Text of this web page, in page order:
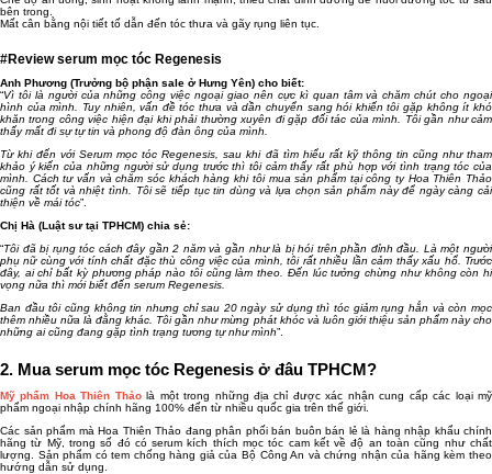
bên trong.
Mất cân bằng nội tiết tố dẫn đến tóc thưa và gãy rụng liên tục.
#Review serum mọc tóc Regenesis
Anh Phương (Trưởng bộ phận sale ở Hưng Yên) cho biết:
“Vì tôi là người của những công việc ngoại giao nên cực kì quan tâm và chăm chút cho ngoại
hình của mình. Tuy nhiên, vấn đề tóc thưa và dần chuyển sang hói khiến tôi gặp không ít khó
khăn trong công việc hiện đại khi phải thường xuyên đi gặp đối tác của mình. Tôi gần như cảm
thấy mất đi sự tự tin và phong độ đàn ông của mình.
Từ khi đến với Serum mọc tóc Regenesis, sau khi đã tìm hiểu rất kỹ thông tin cũng như tham
khảo ý kiến của những người sử dụng trước thì tôi cảm thấy rất phù hợp với tình trạng tóc của
mình. Cách tư vấn và chăm sóc khách hàng khi tôi mua sản phẩm tại công ty Hoa Thiên Thảo
cũng rất tốt và nhiệt tình. Tôi sẽ tiếp tục tin dùng và lựa chọn sản phẩm này để ngày càng cải
thiện về mái tóc”.
Chị Hà (Luật sư tại TPHCM) chia sẻ:
“Tôi đã bị rụng tóc cách đây gần 2 năm và gần như là bị hói trên phần đỉnh đầu. Là một người
phụ nữ cùng với tính chất đặc thù công việc của mình, tôi rất nhiều lần cảm thấy xấu hổ. Trước
đây, ai chỉ bất kỳ phương pháp nào tôi cũng làm theo. Đến lúc tưởng chừng như không còn hi
vọng nữa thì mới biết đến serum Regenesis.
Ban đầu tôi cũng không tin nhưng chỉ sau 20 ngày sử dụng thì tóc giảm rụng hẳn và còn mọc
thêm nhiều nữa là đằng khác. Tôi gần như mừng phát khóc và luôn giới thiệu sản phẩm này cho
những ai cũng đang gặp tình trạng tương tự như mình”.
2. Mua serum mọc tóc Regenesis ở đâu TPHCM?
Mỹ phẩm Hoa Thiên Thảolà một trong những địa chỉ được xác nhận cung cấp các loại mỹ
phẩm ngoại nhập chính hãng 100% đến từ nhiều quốc gia trên thế giới.
Các sản phẩm mà Hoa Thiên Thảo đang phân phối bán buôn bán lẻ là hàng nhập khẩu chính
hãng từ Mỹ, trong số đó có serum kích thích mọc tóc cam kết về độ an toàn cũng như chất
lượng. Sản phẩm có tem chống hàng giả của Bộ Công An và chứng nhận của hãng kèm theo
hướng dẫn sử dụng.